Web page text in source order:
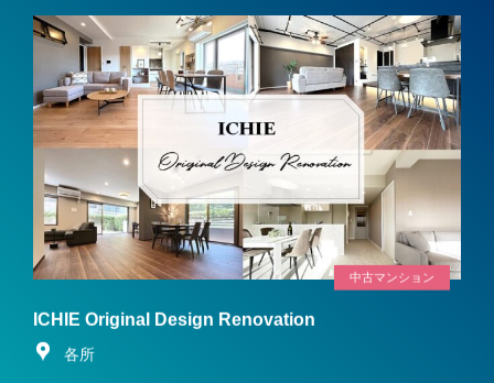
中古マンション
ICHIE Original Design Renovation
各所